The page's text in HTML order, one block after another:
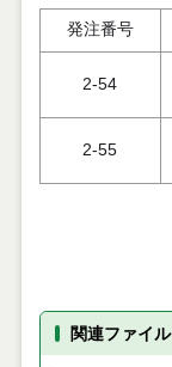
発注番号
2-54
2-55
関連ファイル